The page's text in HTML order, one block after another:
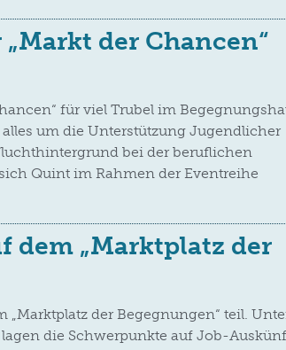
der Chancen“
für viel Trubel im
um die Unterstützung Jugendlicher
bei der beruflichen
Quint im Rahmen der Eventreihe
dem „Marktplatz der
der Begegnungen“ teil.
die Schwerpunkte auf Job-